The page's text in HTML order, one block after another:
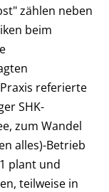
zählen neben
beim
referierte
SHK-
zum Wandel
alles)-Betrieb
plant und
teilweise in